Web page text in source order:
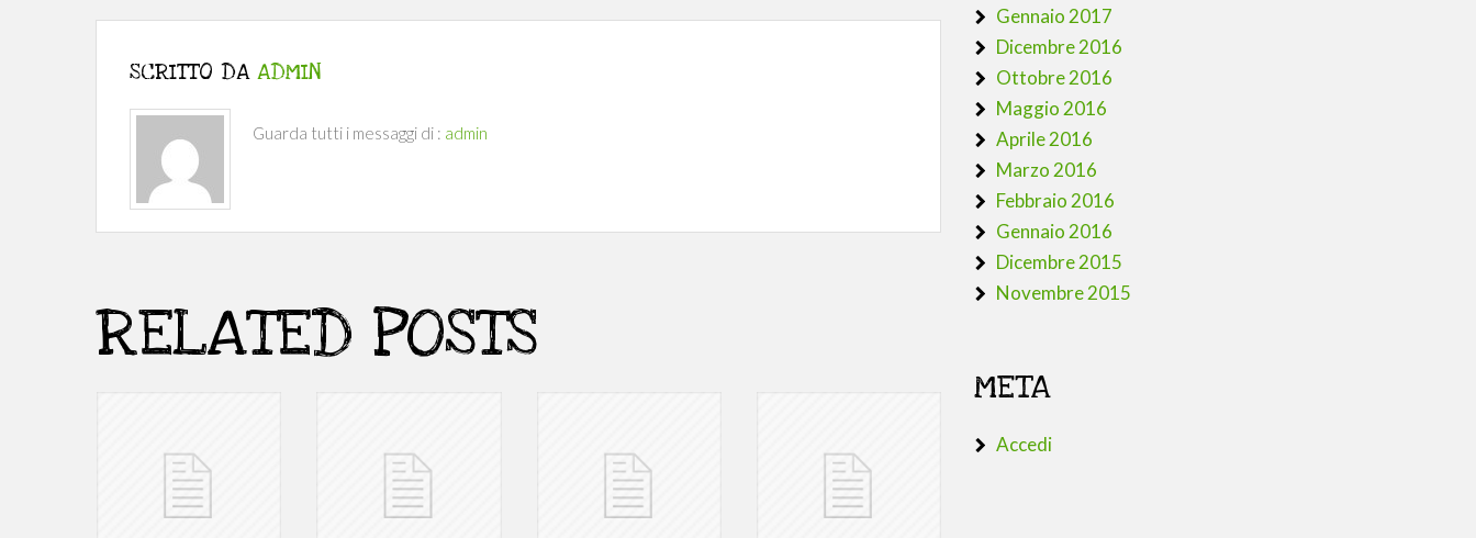
SCRITTO DA ADMIN
Guarda tutti i messaggi di : admin
RELATED POSTS
Gennaio 2017
Dicembre 2016
Ottobre 2016
Maggio 2016
Aprile 2016
Marzo 2016
Febbraio 2016
Gennaio 2016
Dicembre 2015
Novembre 2015
META
Accedi